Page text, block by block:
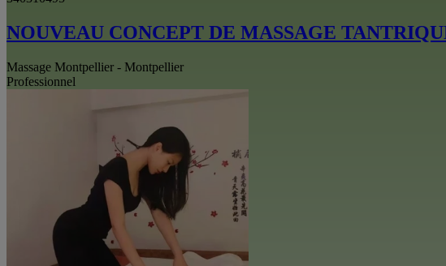
NOUVEAU CONCEPT DE MASSAGE
Massage Montpellier - Montpellier
Professionnel